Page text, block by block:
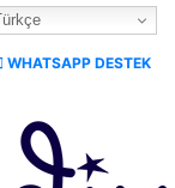
WHATSAPP DESTEK